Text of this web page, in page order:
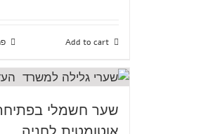
Add to cart
שער חשמלי